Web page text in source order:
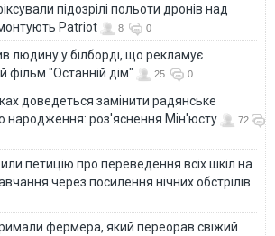
підозрілі польоти дронів над
Patriot
8 0
людину у білборді, що рекламує
фільм "Останній дім"
25 0
доведеться замінити радянське
народження: роз'яснення Мін'юсту
72
петицію про переведення всіх шкіл на
через посилення нічних обстрілів
фермера, який переорав свіжий